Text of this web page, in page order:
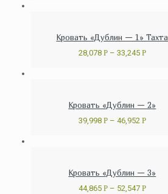
Кровать «Дублин — 1» Тахта
28,078 Р– 33,245 Р
Кровать «Дублин — 2»
39,998 Р– 46,952 Р
Кровать «Дублин — 3»
44,865 Р– 52,547 Р